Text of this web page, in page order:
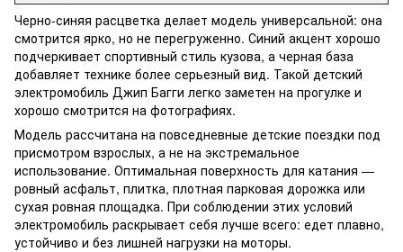
Черно-синяя расцветка делает модель универсальной: она
смотрится ярко, но не перегруженно. Синий акцент хорошо
подчеркивает спортивный стиль кузова, а черная база
добавляет технике более серьезный вид. Такой детский
электромобиль Джип Багги легко заметен на прогулке и
хорошо смотрится на фотографиях.
Модель рассчитана на повседневные детские поездки под
присмотром взрослых, а не на экстремальное
использование. Оптимальная поверхность для катания —
ровный асфальт, плитка, плотная парковая дорожка или
сухая ровная площадка. При соблюдении этих условий
электромобиль раскрывает себя лучше всего: едет плавно,
устойчиво и без лишней нагрузки на моторы.